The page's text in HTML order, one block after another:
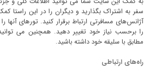
سفر به اشتراک بگذارید و دیگران را در این راستا
آژانس‌های مسافرتی ارتباط برقرار کنید. تورهای
را برحسب نیاز خود تغییر دهید. همچنین می
مطابق با سلیقه خود داشته باشید.
راه‌های ارتباطی